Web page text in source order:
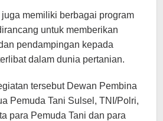
memiliki berbagai program
untuk memberikan
pendampingan kepada
dalam dunia pertanian.
tersebut Dewan Pembina
Pemuda Tani Sulsel, TNI/Polri,
para Pemuda Tani dan para